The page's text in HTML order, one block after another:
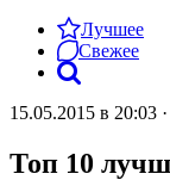
Лучшее
Свежее
15.05.2015 в 20:03 ·
Топ 10